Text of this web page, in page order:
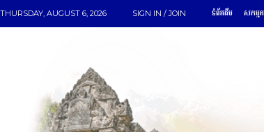
THURSDAY, AUGUST 6, 2026 SIGN IN / JOIN ទំព័រដើម សកម្ម